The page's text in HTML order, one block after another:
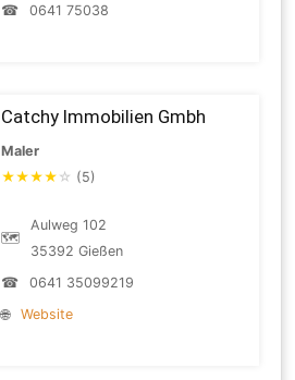
☎
0641 75038
Catchy Immobilien Gmbh
Maler
★★★★ ☆ (5)
🗺
Aulweg 102
35392 Gießen
☎
0641 35099219
🌐
Website